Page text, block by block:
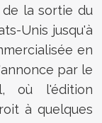
la sortie du
Unis jusqu'à
en
par le
où l'édition
à quelques